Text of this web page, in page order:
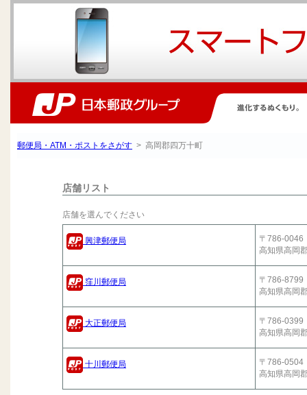
郵便局・ATM・ポストをさがす > 高岡郡四万十町
店舗リスト
店舗を選んでください
興津郵便局
〒786-0046
高知県高岡
窪川郵便局
〒786-8799
高知県高岡
大正郵便局
〒786-0399
高知県高岡
十川郵便局
〒786-0504
高知県高岡